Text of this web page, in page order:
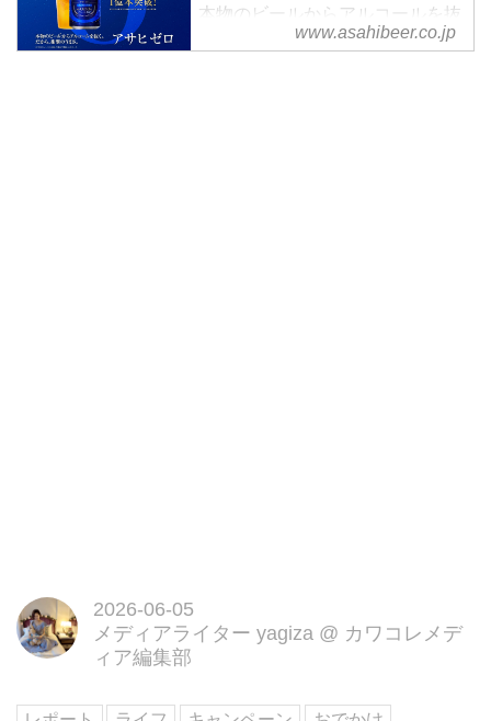
本物のビールからアルコールを抜
く。だから、衝撃のうまさ。アサ
www.asahibeer.co.jp
2026-06-05
メディアライター yagiza @ カワコレメデ
ィア編集部